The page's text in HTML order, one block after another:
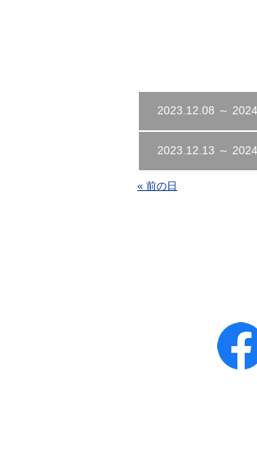
2023.12.08 ～
2023.12.13 ～
« 前の日